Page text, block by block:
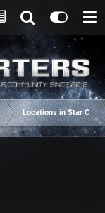
Locations in Star